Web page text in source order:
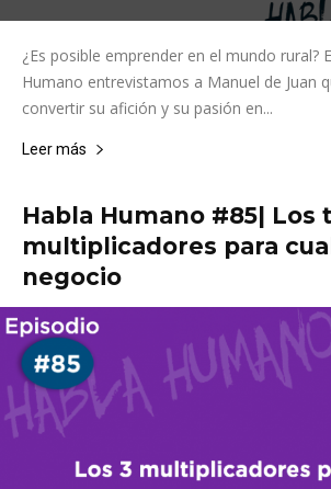
¿Es posible emprender en el mundo rural?
Humano entrevistamos a Manuel de Juan
convertir su afición y su pasión en...
Leer más
Habla Humano #85| Los
multiplicadores para
negocio